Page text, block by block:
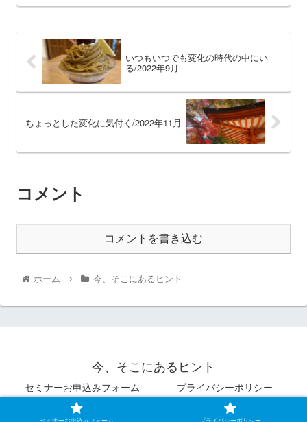
いつもいつでも変化の時代の中にい
る/2022年9月
ちょっとした変化に気付く/2022年11月
コメント
コメントを書き込む
ホーム 今、そこにあるヒント
今、そこにあるヒント
セミナーお申込みフォーム
プライバシーポリシー